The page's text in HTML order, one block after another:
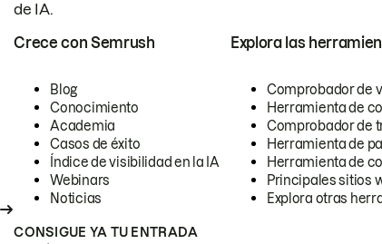
de IA.
Crece con Semrush
Blog
Conocimiento
Academia
Casos de éxito
Índice de visibilidad en la IA
Webinars
Noticias
Explora las
Comprobador de
Herramienta de
Comprobador de
Herramienta de
Herramienta de
Principales sitios
Explora otras
CONSIGUE YA TU ENTRADA